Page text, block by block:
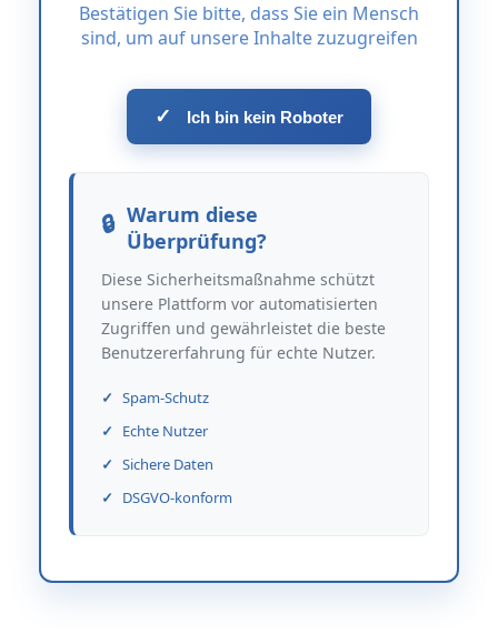
Bestätigen Sie bitte, dass Sie ein Mensch
sind, um auf unsere Inhalte zuzugreifen
✓ Ich bin kein Roboter
Warum diese
Überprüfung?
Diese Sicherheitsmaßnahme schützt
unsere Plattform vor automatisierten
Zugriffen und gewährleistet die beste
Benutzererfahrung für echte Nutzer.
Spam-Schutz
Echte Nutzer
Sichere Daten
DSGVO-konform